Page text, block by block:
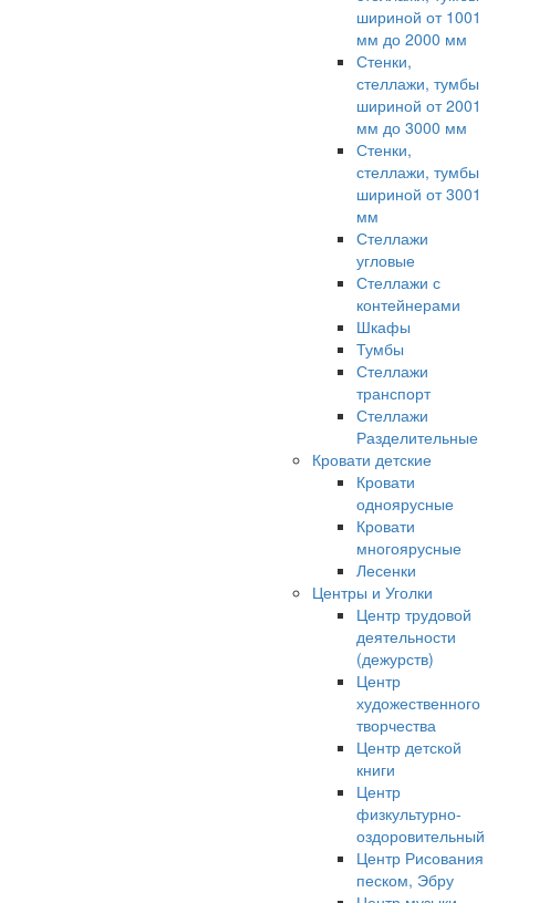
шириной от 1001
мм до 2000 мм
Стенки,
стеллажи, тумбы
шириной от 2001
мм до 3000 мм
Стенки,
стеллажи, тумбы
шириной от 3001
мм
Стеллажи
угловые
Стеллажи с
контейнерами
Шкафы
Тумбы
Стеллажи
транспорт
Стеллажи
Разделительные
Кровати детские
Кровати
одноярусные
Кровати
многоярусные
Лесенки
Центры и Уголки
Центр трудовой
деятельности
(дежурств)
Центр
художественного
творчества
Центр детской
книги
Центр
физкультурно-
оздоровительный
Центр Рисования
песком, Эбру